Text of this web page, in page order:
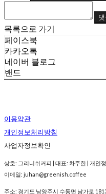
목록으로 가기
페이스북
카카오톡
네이버 블로그
밴드
이용약관
개인정보처리방침
사업자정보확인
상호: 그리니쉬커피 | 대표: 차주한 | 개인
이메일: juhan@greenish.coffee
주소: 경기도 남양주시 수동면 남가로